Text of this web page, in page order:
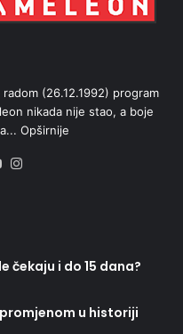
(26.12.1992) program
nikada nije stao, a boje
Opširnije
YouTube
čekaju i do 15 dana?
u historiji